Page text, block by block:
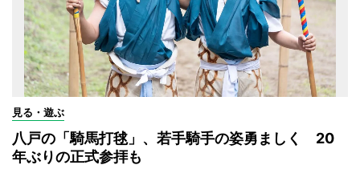
見る・遊ぶ
八戸の「騎馬打毬」、若手騎手の姿勇ましく 20
年ぶりの正式参拝も